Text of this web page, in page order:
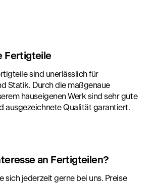
Fertigteile
sind unerlässlich für
Statik. Durch die maßgenaue
hauseigenen Werk sind sehr gute
ausgezeichnete Qualität garantiert.
an Fertigteilen?
sich jederzeit gerne bei uns. Preise